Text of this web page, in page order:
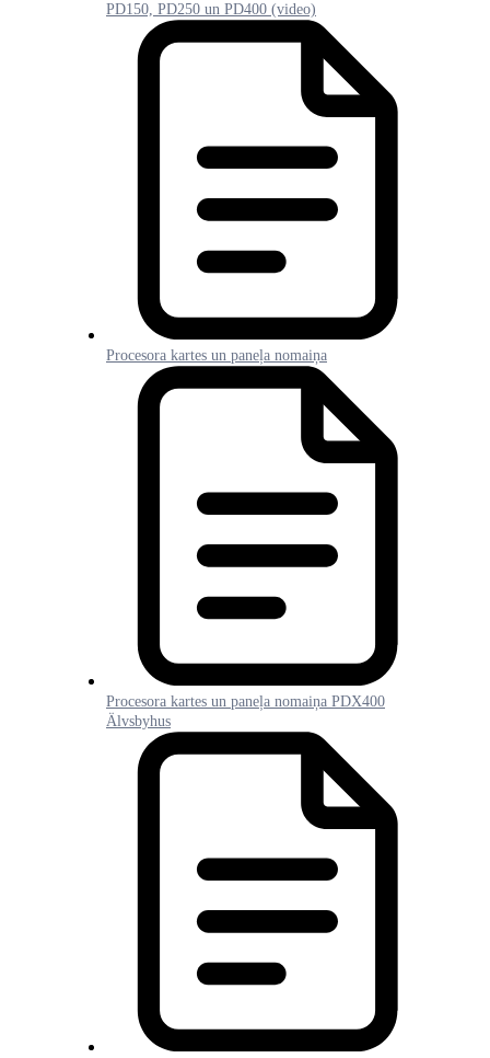
PD150, PD250 un PD400 (video)
Procesora kartes un paneļa nomaiņa
Procesora kartes un paneļa nomaiņa PDX400
Älvsbyhus